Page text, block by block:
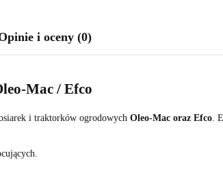
i oceny (0)
Mac / Efco
i traktorków ogrodowych Oleo-Mac oraz Efco .